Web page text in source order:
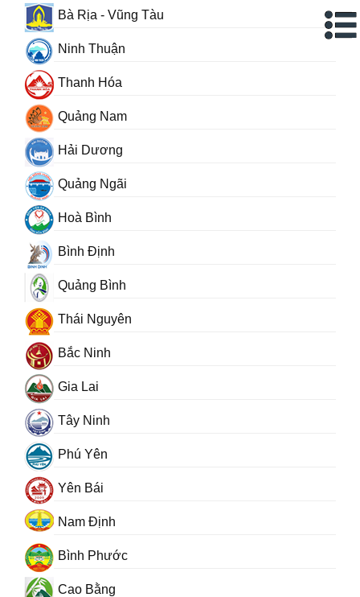
Bà Rịa - Vũng Tàu
Ninh Thuận
Thanh Hóa
Quảng Nam
Hải Dương
Quảng Ngãi
Hoà Bình
Bình Định
Quảng Bình
Thái Nguyên
Bắc Ninh
Gia Lai
Tây Ninh
Phú Yên
Yên Bái
Nam Định
Bình Phước
Cao Bằng